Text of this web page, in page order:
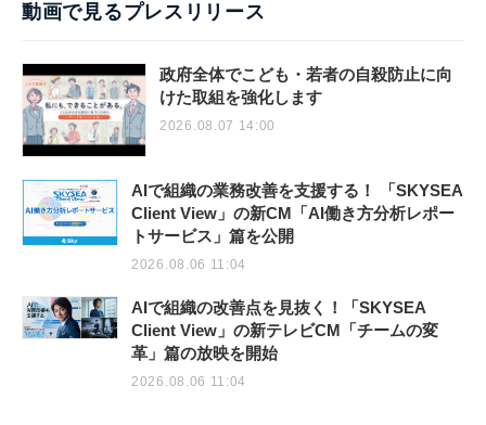
動画で見るプレスリリース
政府全体でこども・若者の自殺防止に向
けた取組を強化します
2026.08.07 14:00
AIで組織の業務改善を支援する！ 「SKYSEA
Client View」の新CM「AI働き方分析レポー
トサービス」篇を公開
2026.08.06 11:04
AIで組織の改善点を見抜く！「SKYSEA
Client View」の新テレビCM「チームの変
革」篇の放映を開始
2026.08.06 11:04